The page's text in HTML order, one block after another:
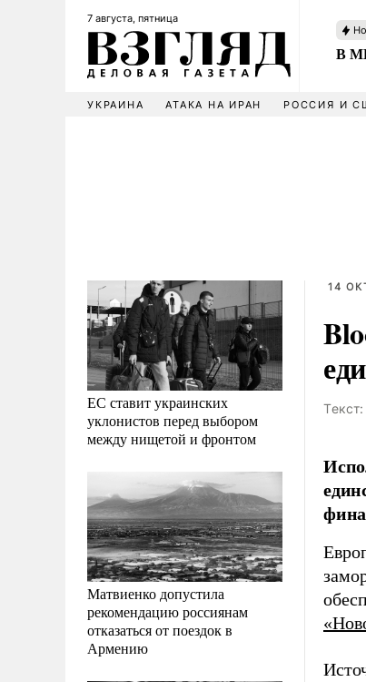
7 августа, пятница
В
УКРАИНА АТАКА НА ИРАН РОССИЯ И
ЕС ставит украинских
уклонистов перед выбором
между нищетой и фронтом
Матвиенко допустила
рекомендацию россиянам
отказаться от поездок в
Армению
14
Tекст: